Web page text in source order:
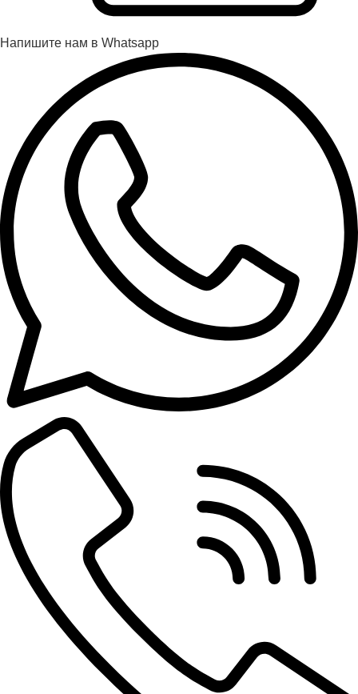
Напишите нам в Whatsapp